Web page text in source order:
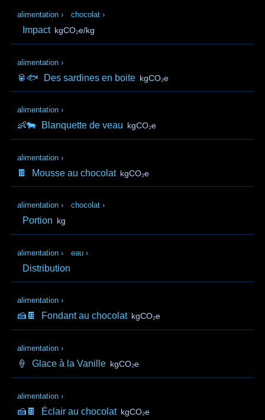
alimentation › chocolat ›
Impact kgCO₂e/kg
alimentation ›
🥫🐟 Des sardines en boite kgCO₂e
alimentation ›
👶🐄 Blanquette de veau kgCO₂e
alimentation ›
🍫 Mousse au chocolat kgCO₂e
alimentation › chocolat ›
Portion kg
alimentation › eau ›
Distribution
alimentation ›
🍰🍫 Fondant au chocolat kgCO₂e
alimentation ›
🍦 Glace à la Vanille kgCO₂e
alimentation ›
🍰🍫 Éclair au chocolat kgCO₂e